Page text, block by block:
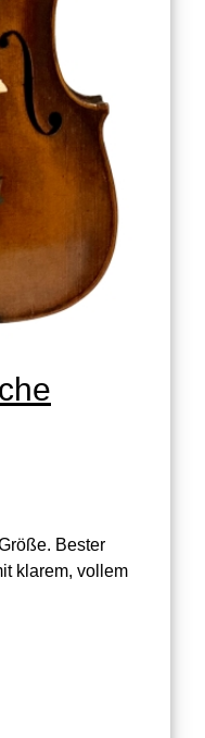
Bester
klarem, vollem